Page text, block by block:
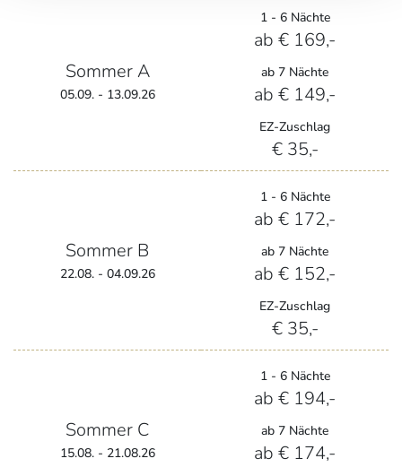
Sommer A
05.09. - 13.09.26
1 - 6 Nächte
ab € 169,-
ab 7 Nächte
ab € 149,-
EZ-Zuschlag
€ 35,-
Sommer B
22.08. - 04.09.26
1 - 6 Nächte
ab € 172,-
ab 7 Nächte
ab € 152,-
EZ-Zuschlag
€ 35,-
Sommer C
15.08. - 21.08.26
1 - 6 Nächte
ab € 194,-
ab 7 Nächte
ab € 174,-